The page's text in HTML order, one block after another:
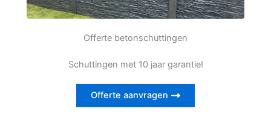
Offerte betonschuttingen
Schuttingen met 10 jaar garantie!
Offerte aanvragen